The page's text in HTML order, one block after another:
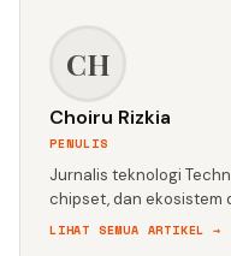
CH
Choiru Rizkia
PENULIS
Jurnalis teknologi
chipset, dan ekosistem
LIHAT SEMUA ARTIKEL →